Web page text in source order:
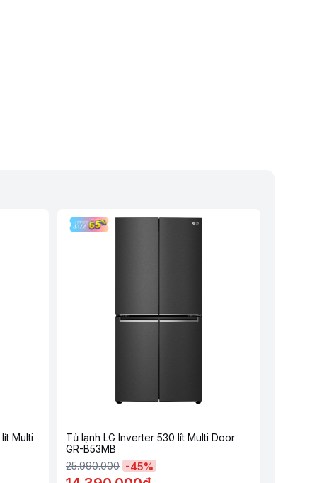
Multi
Tủ lạnh LG Inverter 530 lít Multi Door
GR-B53MB
25.990.000 -45%